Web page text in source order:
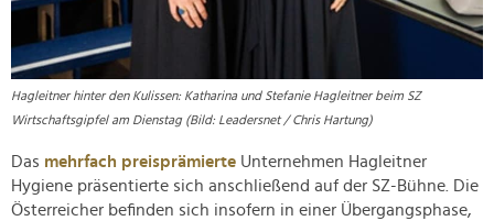
Hagleitner hinter den Kulissen: Katharina und Stefanie Hagleitner beim SZ
Wirtschaftsgipfel am Dienstag (Bild: Leadersnet / Chris Hartung)
Das mehrfach preisprämierte Unternehmen Hagleitner
Hygiene präsentierte sich anschließend auf der SZ-Bühne. Die
Österreicher befinden sich insofern in einer Übergangsphase,